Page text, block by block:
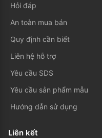
Hỏi đáp
An toàn mua bán
Quy định cần biết
Liên hệ hỗ trợ
Yêu cầu SDS
Yêu cầu sản phẩm mẫu
Hướng dẫn sử dụng
Liên kết